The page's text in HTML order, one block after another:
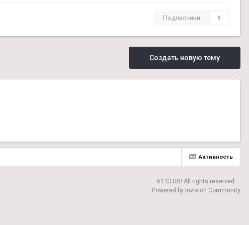
Подписчики 0
Создать новую тему
Активность
61.CLUB! All rights reserved.
Powered by Invision Community